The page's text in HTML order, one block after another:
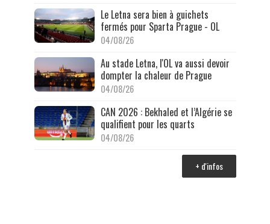
Le Letna sera bien à guichets
fermés pour Sparta Prague - OL
04/08/26
Au stade Letna, l'OL va aussi devoir
dompter la chaleur de Prague
04/08/26
CAN 2026 : Bekhaled et l’Algérie se
qualifient pour les quarts
04/08/26
+ d'infos